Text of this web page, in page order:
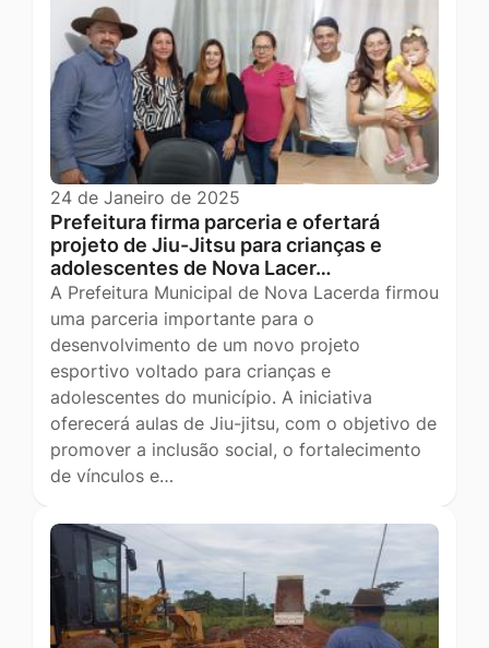
24 de Janeiro de 2025
Prefeitura firma parceria e ofertará
projeto de Jiu-Jitsu para crianças e
adolescentes de Nova Lacer…
A Prefeitura Municipal de Nova Lacerda firmou
uma parceria importante para o
desenvolvimento de um novo projeto
esportivo voltado para crianças e
adolescentes do município. A iniciativa
oferecerá aulas de Jiu-jitsu, com o objetivo de
promover a inclusão social, o fortalecimento
de vínculos e…